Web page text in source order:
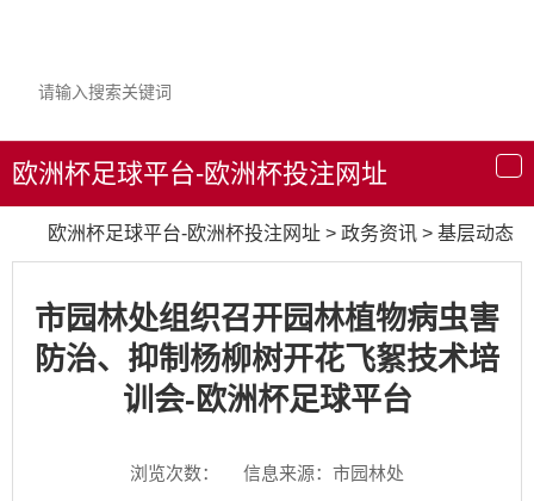
导
航
欧洲杯足球平台-欧洲杯投注网址
欧洲杯足球平台-欧洲杯投注网址 > 政务资讯 > 基层动态
市园林处组织召开园林植物病虫害
防治、抑制杨柳树开花飞絮技术培
训会-欧洲杯足球平台
浏览次数：
信息来源：市园林处